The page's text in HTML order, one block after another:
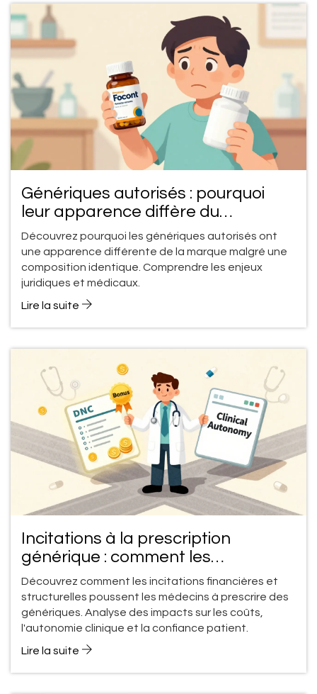
Génériques autorisés : pourquoi
leur apparence diffère du
médicament de marque
Découvrez pourquoi les génériques autorisés ont
une apparence différente de la marque malgré une
composition identique. Comprendre les enjeux
juridiques et médicaux.
Lire la suite
Incitations à la prescription
générique : comment les
récompenses pour les
professionnels de santé
fonctionnent-elles ?
Découvrez comment les incitations financières et
structurelles poussent les médecins à prescrire des
génériques. Analyse des impacts sur les coûts,
l'autonomie clinique et la confiance patient.
Lire la suite